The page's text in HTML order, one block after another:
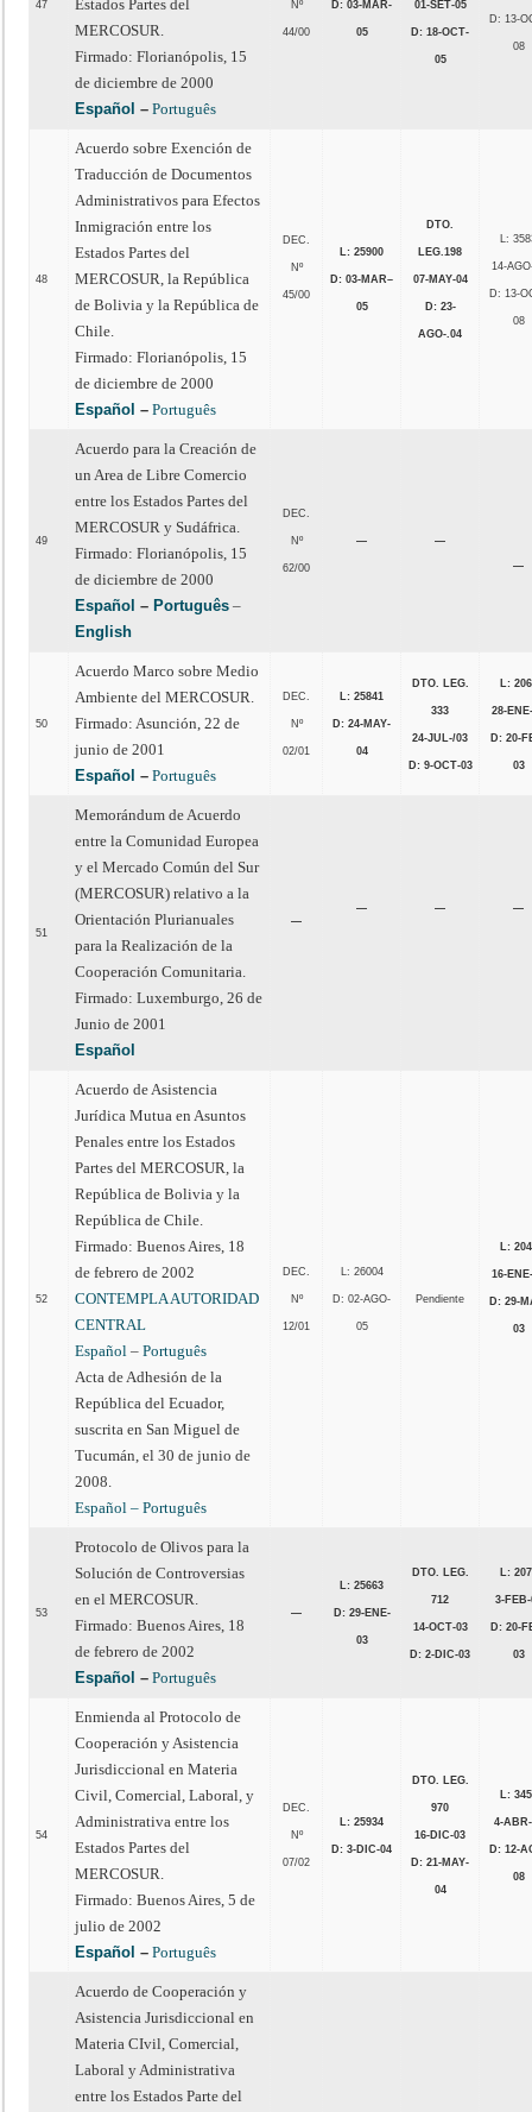
47
Estados Partes del
MERCOSUR.
Firmado: Florianópolis, 15
de diciembre de 2000
Español – Português
Nº
44/00
D: 03-MAR-
05
01-SET-05
D: 18-OCT-
05
D: 13-
08
48
Acuerdo sobre Exención de
Traducción de Documentos
Administrativos para Efectos
Inmigración entre los
Estados Partes del
MERCOSUR, la República
de Bolivia y la República de
Chile.
Firmado: Florianópolis, 15
de diciembre de 2000
Español – Português
DEC.
Nº
45/00
L: 25900
D: 03-MAR–
05
DTO.
LEG.198
07-MAY-04
D: 23-
AGO-.04
L:
14-
D: 13-
08
49
Acuerdo para la Creación de
un Area de Libre Comercio
entre los Estados Partes del
MERCOSUR y Sudáfrica.
Firmado: Florianópolis, 15
de diciembre de 2000
Español – Português –
English
DEC.
Nº
62/00
— —
—
50
Acuerdo Marco sobre Medio
Ambiente del MERCOSUR.
Firmado: Asunción, 22 de
junio de 2001
Español – Português
DEC.
Nº
02/01
L: 25841
D: 24-MAY-
04
DTO. LEG.
333
24-JUL-/03
D: 9-OCT-03
L:
28-
D: 20-
03
51
Memorándum de Acuerdo
entre la Comunidad Europea
y el Mercado Común del Sur
(MERCOSUR) relativo a la
Orientación Plurianuales
para la Realización de la
Cooperación Comunitaria.
Firmado: Luxemburgo, 26 de
Junio de 2001
Español
—
— — —
52
Acuerdo de Asistencia
Jurídica Mutua en Asuntos
Penales entre los Estados
Partes del MERCOSUR, la
República de Bolivia y la
República de Chile.
Firmado: Buenos Aires, 18
de febrero de 2002
CONTEMPLA AUTORIDAD
CENTRAL
Español –Português
Acta de Adhesión de la
República del Ecuador,
suscrita en San Miguel de
Tucumán, el 30 de junio de
2008.
Español –Português
DEC.
Nº
12/01
L: 26004
D: 02-AGO-
05
Pendiente
L:
16-
D: 29-
03
53
Protocolo de Olivos para la
Solución de Controversias
en el MERCOSUR.
Firmado: Buenos Aires, 18
de febrero de 2002
Español – Português
—
L: 25663
D: 29-ENE-
03
DTO. LEG.
712
14-OCT-03
D: 2-DIC-03
L:
3-FEB-
D: 20-
03
54
Enmienda al Protocolo de
Cooperación y Asistencia
Jurisdiccional en Materia
Civil, Comercial, Laboral, y
Administrativa entre los
Estados Partes del
MERCOSUR.
Firmado: Buenos Aires, 5 de
julio de 2002
Español – Português
DEC.
Nº
07/02
L: 25934
D: 3-DIC-04
DTO. LEG.
970
16-DIC-03
D: 21-MAY-
04
L:
4-
D: 12-
08
Acuerdo de Cooperación y
Asistencia Jurisdiccional en
Materia CIvil, Comercial,
Laboral y Administrativa
entre los Estados Parte del